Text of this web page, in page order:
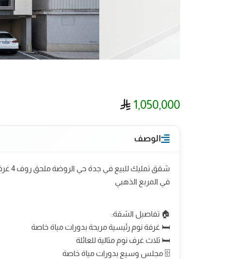
1,050,000
الوصف
في المربع الذهبي
🏠 تفاصيل الشقة:
🛏️ غرفة نوم رئيسية مريحة بدورات مياة خاصة
🛏️ ثلاث غرف نوم مثالية للعائلة
🗄️ مجلس وسيع بدورات مياة خاصة